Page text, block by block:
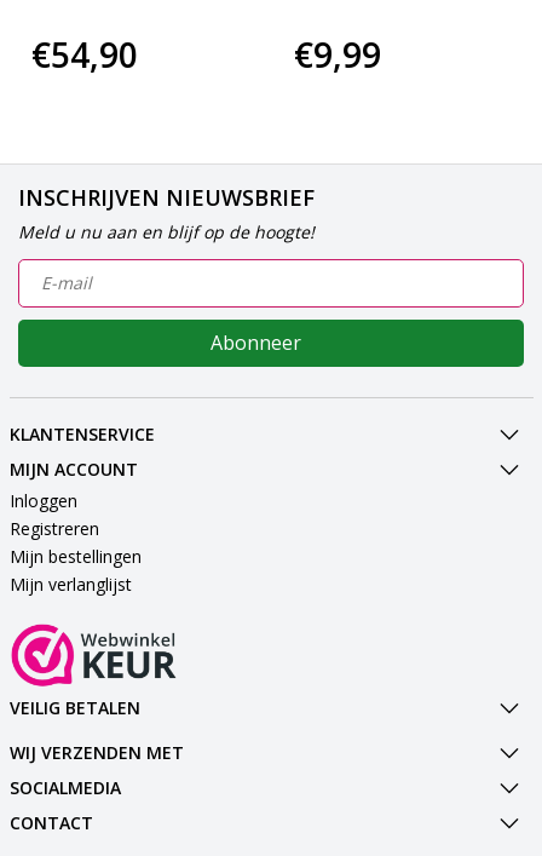
€54,90 €9,99
INSCHRIJVEN NIEUWSBRIEF
Meld u nu aan en blijf op de hoogte!
Abonneer
KLANTENSERVICE
MIJN ACCOUNT
Inloggen
Registreren
Mijn bestellingen
Mijn verlanglijst
VEILIG BETALEN
WIJ VERZENDEN MET
SOCIALMEDIA
CONTACT